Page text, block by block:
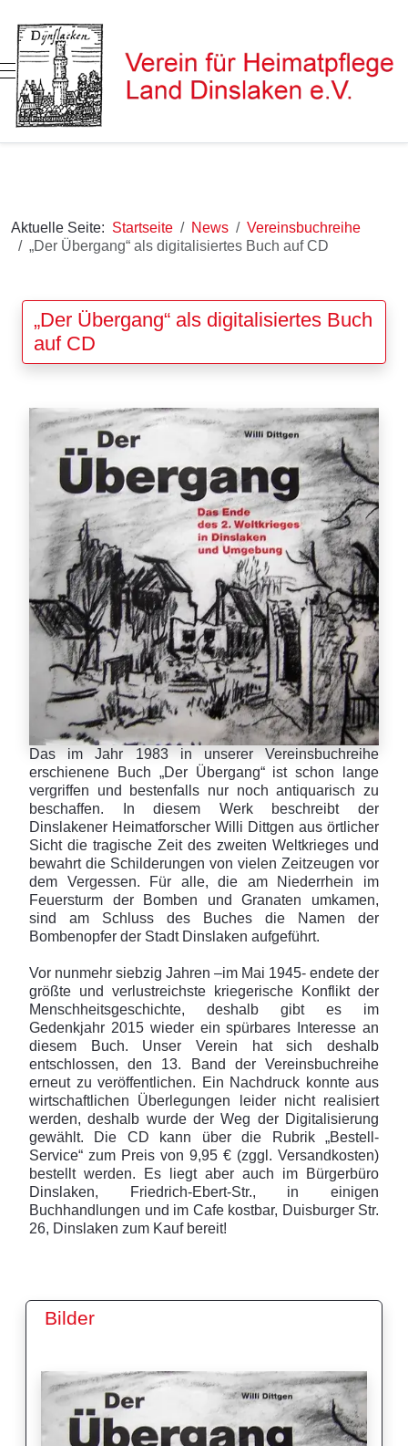
Mobile Menu Toggle
Aktuelle Seite: Startseite News
Vereinsbuchreihe
„Der Übergang“ als digitalisiertes Buch auf CD
„Der Übergang“ als digitalisiertes Buch
auf CD
Das im Jahr 1983 in unserer Vereinsbuchreihe
erschienene Buch „Der Übergang“ ist schon lange
vergriffen und bestenfalls nur noch antiquarisch zu
beschaffen. In diesem Werk beschreibt der
Dinslakener Heimatforscher Willi Dittgen aus örtlicher
Sicht die tragische Zeit des zweiten Weltkrieges und
bewahrt die Schilderungen von vielen Zeitzeugen vor
dem Vergessen. Für alle, die am Niederrhein im
Feuersturm der Bomben und Granaten umkamen,
sind am Schluss des Buches die Namen der
Bombenopfer der Stadt Dinslaken aufgeführt.
Vor nunmehr siebzig Jahren –im Mai 1945- endete der
größte und verlustreichste kriegerische Konflikt der
Menschheitsgeschichte, deshalb gibt es im
Gedenkjahr 2015 wieder ein spürbares Interesse an
diesem Buch. Unser Verein hat sich deshalb
entschlossen, den 13. Band der Vereinsbuchreihe
erneut zu veröffentlichen. Ein Nachdruck konnte aus
wirtschaftlichen Überlegungen leider nicht realisiert
werden, deshalb wurde der Weg der Digitalisierung
gewählt. Die CD kann über die Rubrik „Bestell-
Service“ zum Preis von 9,95 € (zggl. Versandkosten)
bestellt werden. Es liegt aber auch im Bürgerbüro
Dinslaken, Friedrich-Ebert-Str., in einigen
Buchhandlungen und im Cafe kostbar, Duisburger Str.
26, Dinslaken zum Kauf bereit!
Bilder